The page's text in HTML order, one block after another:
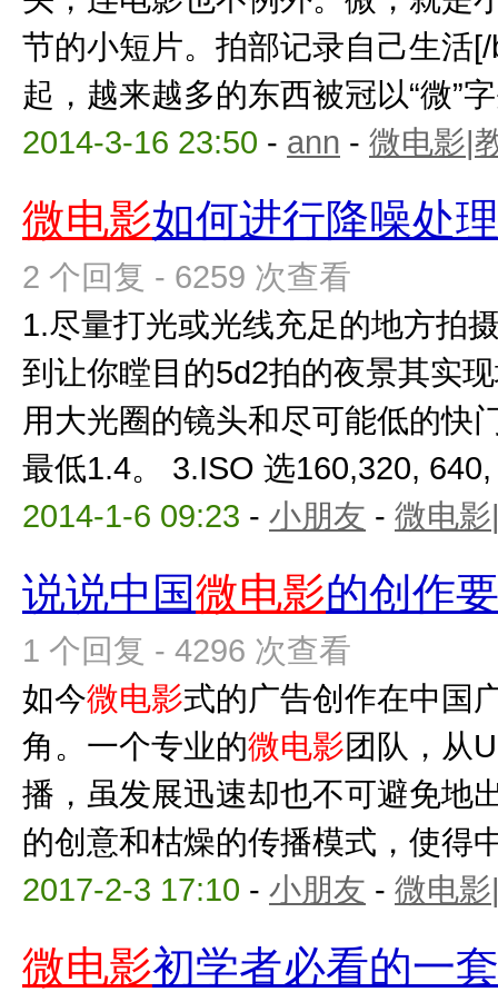
节的小短片。拍部记录自己生活
起，越来越多的东西被冠以“微”
2014-3-16 23:50 - ann - 微电影|
微电影如何进行降噪处理
2 个回复 - 6259 次查看
1.尽量打光或光线充足的地方拍
到让你瞠目的5d2拍的夜景其实
用大光圈的镜头和尽可能低的快
最低1.4。 3.ISO 选160,320,
2014-1-6 09:23 - 小朋友 - 微电
说说中国微电影的创作
1 个回复 - 4296 次查看
如今微电影式的广告创作在中国
角。一个专业的微电影团队，从
播，虽发展迅速却也不可避免地
的创意和枯燥的传播模式，使得
2017-2-3 17:10 - 小朋友 - 微电
微电影初学者必看的一套